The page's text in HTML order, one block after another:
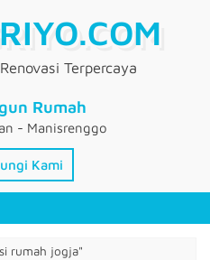
Terpercaya
Rumah
- Manisrenggo
Kami
rumah jogja"